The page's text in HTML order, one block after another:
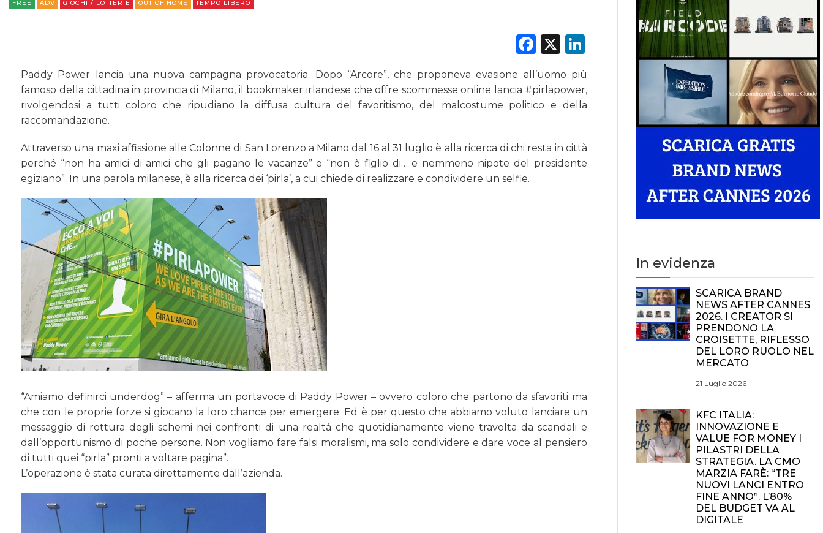
OPINIONI
FREE ADV GIOCHI / LOTTERIE OUT OF HOME TEMPO LIBERO
Facebook
X LinkedIn
Paddy Power lancia una nuova campagna provocatoria. Dopo “Arcore”, che proponeva evasione all’uomo più
famoso della cittadina in provincia di Milano, il bookmaker irlandese che offre scommesse online lancia #pirlapower,
rivolgendosi a tutti coloro che ripudiano la diffusa cultura del favoritismo, del malcostume politico e della
raccomandazione.
Attraverso una maxi affissione alle Colonne di San Lorenzo a Milano dal 16 al 31 luglio è alla ricerca di chi resta in città
perché “non ha amici di amici che gli pagano le vacanze” e “non è figlio di… e nemmeno nipote del presidente
egiziano”. In una parola milanese, è alla ricerca dei ‘pirla’, a cui chiede di realizzare e condividere un selfie.
“Amiamo definirci underdog” – afferma un portavoce di Paddy Power – ovvero coloro che partono da sfavoriti ma
che con le proprie forze si giocano la loro chance per emergere. Ed è per questo che abbiamo voluto lanciare un
messaggio di rottura degli schemi nei confronti di una realtà che quotidianamente viene travolta da scandali e
dall’opportunismo di poche persone. Non vogliamo fare falsi moralismi, ma solo condividere e dare voce al pensiero
di tutti quei “pirla” pronti a voltare pagina”.
L’operazione è stata curata direttamente dall’azienda.
In evidenza
SCARICA BRAND
NEWS AFTER CANNES
2026. I CREATOR SI
PRENDONO LA
CROISETTE, RIFLESSO
DEL LORO RUOLO NEL
MERCATO
21 Luglio 2026
KFC ITALIA:
INNOVAZIONE E
VALUE FOR MONEY I
PILASTRI DELLA
STRATEGIA. LA CMO
MARZIA FARÈ: “TRE
NUOVI LANCI ENTRO
FINE ANNO”. L’80%
DEL BUDGET VA AL
DIGITALE